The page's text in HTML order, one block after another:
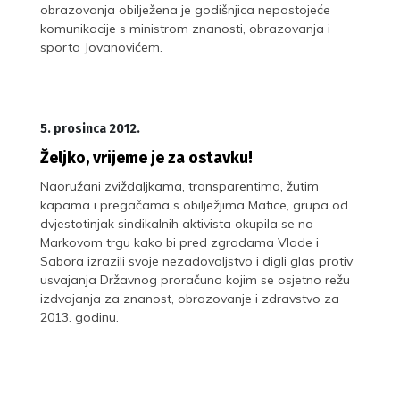
obrazovanja obilježena je godišnjica nepostojeće
komunikacije s ministrom znanosti, obrazovanja i
sporta Jovanovićem.
5. prosinca 2012.
Željko, vrijeme je za ostavku!
Naoružani zviždaljkama, transparentima, žutim
kapama i pregačama s obilježjima Matice, grupa od
dvjestotinjak sindikalnih aktivista okupila se na
Markovom trgu kako bi pred zgradama Vlade i
Sabora izrazili svoje nezadovoljstvo i digli glas protiv
usvajanja Državnog proračuna kojim se osjetno režu
izdvajanja za znanost, obrazovanje i zdravstvo za
2013. godinu.